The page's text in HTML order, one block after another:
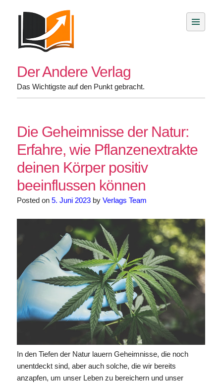
Der Andere Verlag
Das Wichtigste auf den Punkt gebracht.
Die Geheimnisse der Natur:
Erfahre, wie Pflanzenextrakte
deinen Körper positiv
beeinflussen können
Posted on 5. Juni 2023by Verlags Team
In den Tiefen der Natur lauern Geheimnisse, die noch
unentdeckt sind, aber auch solche, die wir bereits
anzapfen, um unser Leben zu bereichern und unser